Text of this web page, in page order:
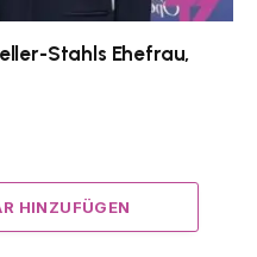
Stahls Ehefrau,
HINZUFÜGEN